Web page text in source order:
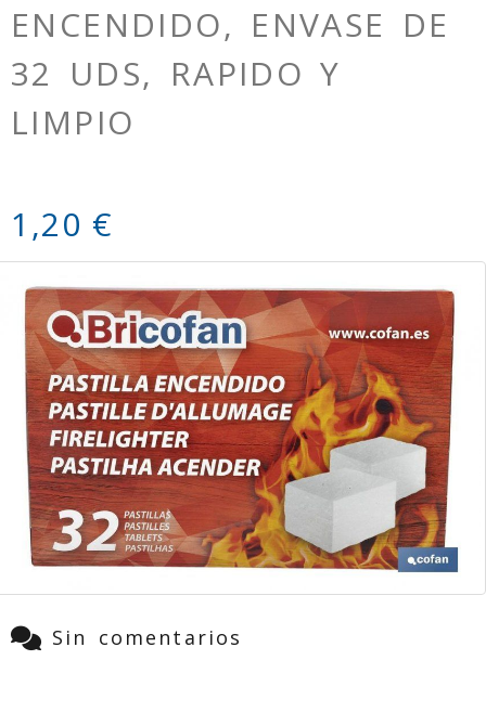
ENCENDIDO, ENVASE DE
32 UDS, RAPIDO Y
LIMPIO
1,20 €
Sin comentarios